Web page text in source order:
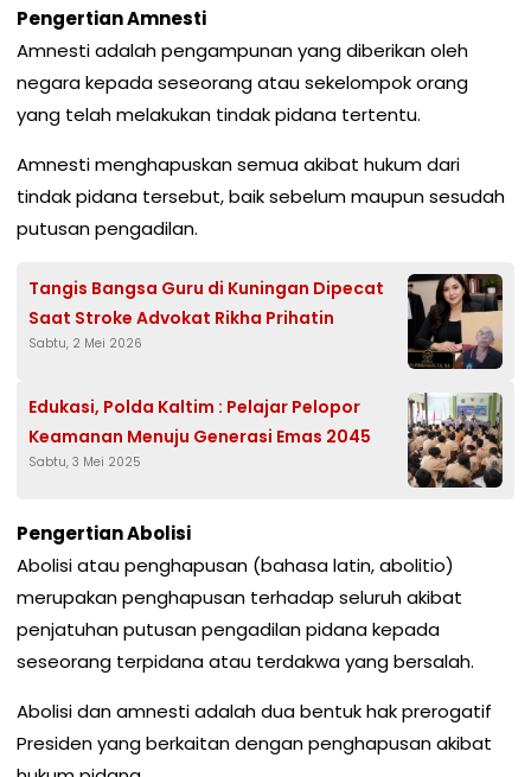
Pengertian Amnesti
Amnesti adalah pengampunan yang diberikan oleh
negara kepada seseorang atau sekelompok orang
yang telah melakukan tindak pidana tertentu.
Amnesti menghapuskan semua akibat hukum dari
tindak pidana tersebut, baik sebelum maupun sesudah
putusan pengadilan.
Tangis Bangsa Guru di Kuningan Dipecat
Saat Stroke Advokat Rikha Prihatin
Sabtu, 2 Mei 2026
Edukasi, Polda Kaltim : Pelajar Pelopor
Keamanan Menuju Generasi Emas 2045
Sabtu, 3 Mei 2025
Pengertian Abolisi
Abolisi atau penghapusan (bahasa latin, abolitio)
merupakan penghapusan terhadap seluruh akibat
penjatuhan putusan pengadilan pidana kepada
seseorang terpidana atau terdakwa yang bersalah.
Abolisi dan amnesti adalah dua bentuk hak prerogatif
Presiden yang berkaitan dengan penghapusan akibat